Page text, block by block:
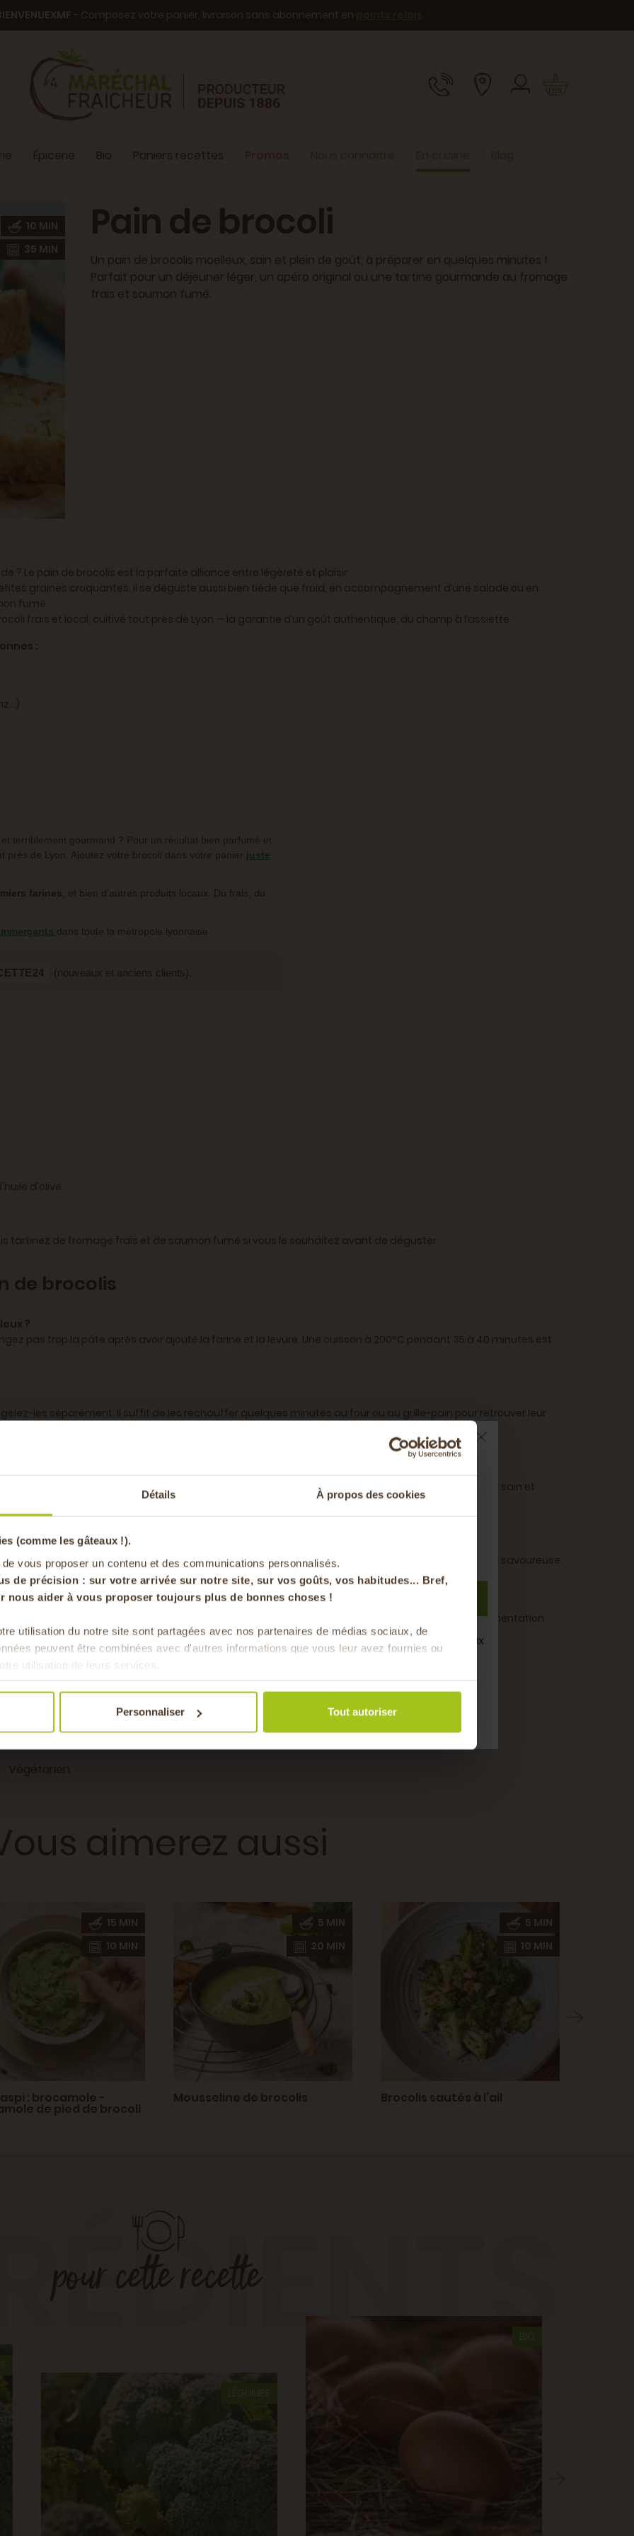
Détails À propos des cookies
(comme les gâteaux !).
vous proposer un contenu et des communications personnalisés.
de précision : sur votre arrivée sur notre site, sur vos goûts, vos habitudes... Bref,
nous aider à vous proposer toujours plus de bonnes choses !
utilisation du notre site sont partagées avec nos partenaires de médias sociaux, de
peuvent être combinées avec d'autres informations que vous leur avez fournies ou
utilisation de leurs services.
Personnaliser Tout autoriser
- Composez votre panier, livraison sans abonnement en .
Épicerie Bio Paniers recettes Nous connaître En cuisine Blog
10 MIN
35 MIN
Pain de brocoli
Un pain de brocolis moelleux, sain et plein de goût, à préparer en quelques minutes !
Parfait pour un déjeuner léger, un apéro original ou une tartine gourmande au fromage
frais et saumon fumé.
? Le pain de brocolis est la parfaite alliance entre légèreté et plaisir.
graines croquantes, il se déguste aussi bien tiède que froid, en accompagnement d’une salade ou en
fumé.
frais et local, cultivé tout près de Lyon — la garantie d’un goût authentique, du champ à l’assiette.
:
et terriblement gourmand ? Pour un résultat bien parfumé et
près de Lyon. Ajoutez votre brocoli dans votre panier juste
farines , et bien d’autres produits locaux. Du frais, du
dans toute la métropole lyonnaise.
(nouveaux et anciens clients).
d'olive.
tartinez de fromage frais et de saumon fumé si vous le souhaitez avant de déguster.
de brocolis
?
pas trop la pâte après avoir ajouté la farine et la levure. Une cuisson à 200°C pendant 35 à 40 minutes est
les séparément. Il suffit de les réchauffer quelques minutes au four ou au grille-pain pour retrouver leur
ou simplement une salade verte. Vous pouvez aussi le couper en cubes pour un apéro sain et
pouvez la remplacer par unefarine de riz ou de sarrasinpour une version sans gluten, tout aussi savoureuse.
C’est un allié santé par excellence, parfait pour renforcer l’immunité et soutenir une alimentation
d'olive, Oeuf
Printemps
aimerez aussi
15 MIN
10 MIN
: brocamole -
de pied de brocoli
5 MIN
20 MIN
Mousseline de brocolis
5 MIN
10 MIN
Brocolis sautés à l’ail
LÉGUMES
BIO
-20% offerts sur votre
panier
en vous inscrivant à notre newsletter
Pour faire le plein chaque semaine de bons produits locaux
& de saison !